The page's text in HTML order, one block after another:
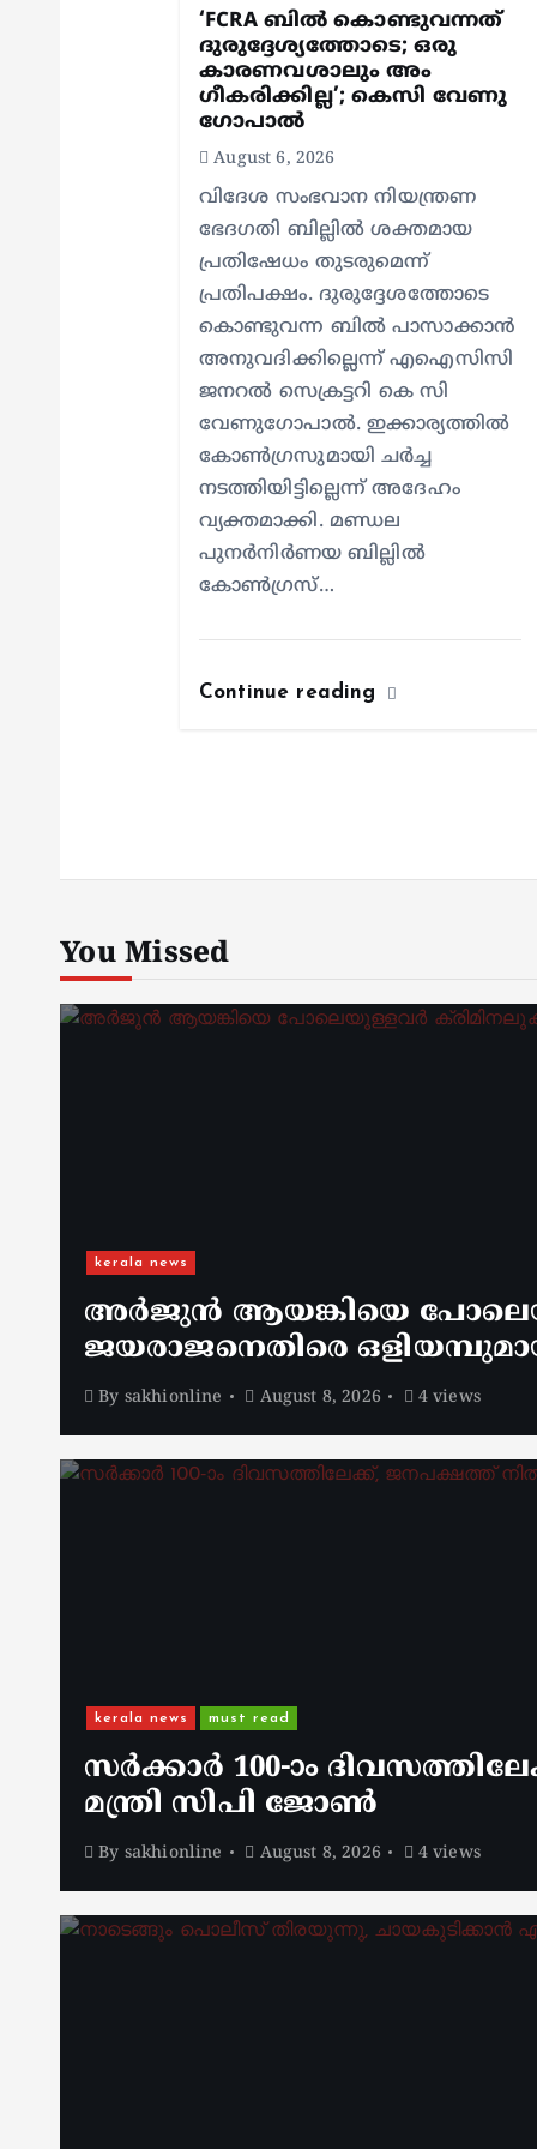
‘FCRA ബിൽ കൊണ്ടുവന്നത്
ദുരുദ്ദേശ്യത്തോടെ; ഒരു
കാരണവശാലും അം​
ഗീകരിക്കില്ല’; കെസി വേണു​
ഗോപാൽ
August 6, 2026
വിദേശ സംഭവാന നിയന്ത്രണ
ഭേദഗതി ബില്ലിൽ ശക്തമായ
പ്രതിഷേധം തുടരുമെന്ന്
പ്രതിപക്ഷം. ദുരുദ്ദേശത്തോടെ
കൊണ്ടുവന്ന ബിൽ പാസാക്കാൻ
അനുവദിക്കില്ലെന്ന് എഐസിസി
ജനറൽ സെക്രട്ടറി കെ സി
വേണുഗോപാൽ. ഇക്കാര്യത്തിൽ
കോൺഗ്രസുമായി ചർച്ച
നടത്തിയിട്ടില്ലെന്ന് അദേഹം
വ്യക്തമാക്കി. മണ്ഡല
പുനർനിർണയ ബില്ലിൽ
കോൺഗ്രസ്…
Continue reading
You Missed
kerala news
അർജുൻ ആയങ്കിയെ
ജയരാജനെതിരെ
By sakhionline August 8, 2026 4 views
kerala news must read
സർക്കാർ 100-ാം
മന്ത്രി സിപി ജോൺ
By sakhionline August 8, 2026 4 views